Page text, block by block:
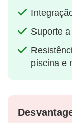
Suporte
piscina e